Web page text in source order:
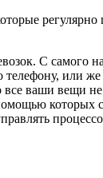
С
или
ваши вещи